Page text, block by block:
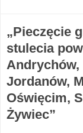
„Pieczęcie
stulecia
Andrychów,
Jordanów,
Oświęcim,
Żywiec”